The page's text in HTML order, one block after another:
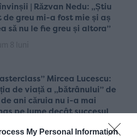
My Personal Information
| Răzvan Nedu: „Știu
de greu mi-a fost mie și aș
să nu le fie greu și altora”
Mircea Lucescu:
de viață a „bătrânului” de
ani căruia nu i-a mai
pe lume decât succesul
10 luni